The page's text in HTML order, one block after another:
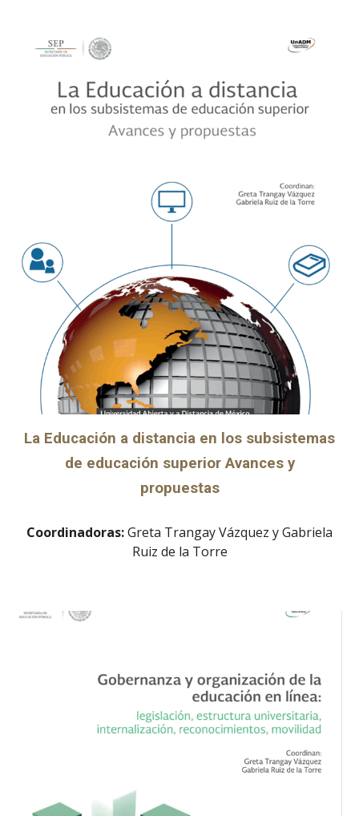
La Educación a distancia en los subsistemas
de educación superior Avances y
propuestas
Coordinadoras:Greta Trangay Vázquez y Gabriela
Ruiz de la Torre